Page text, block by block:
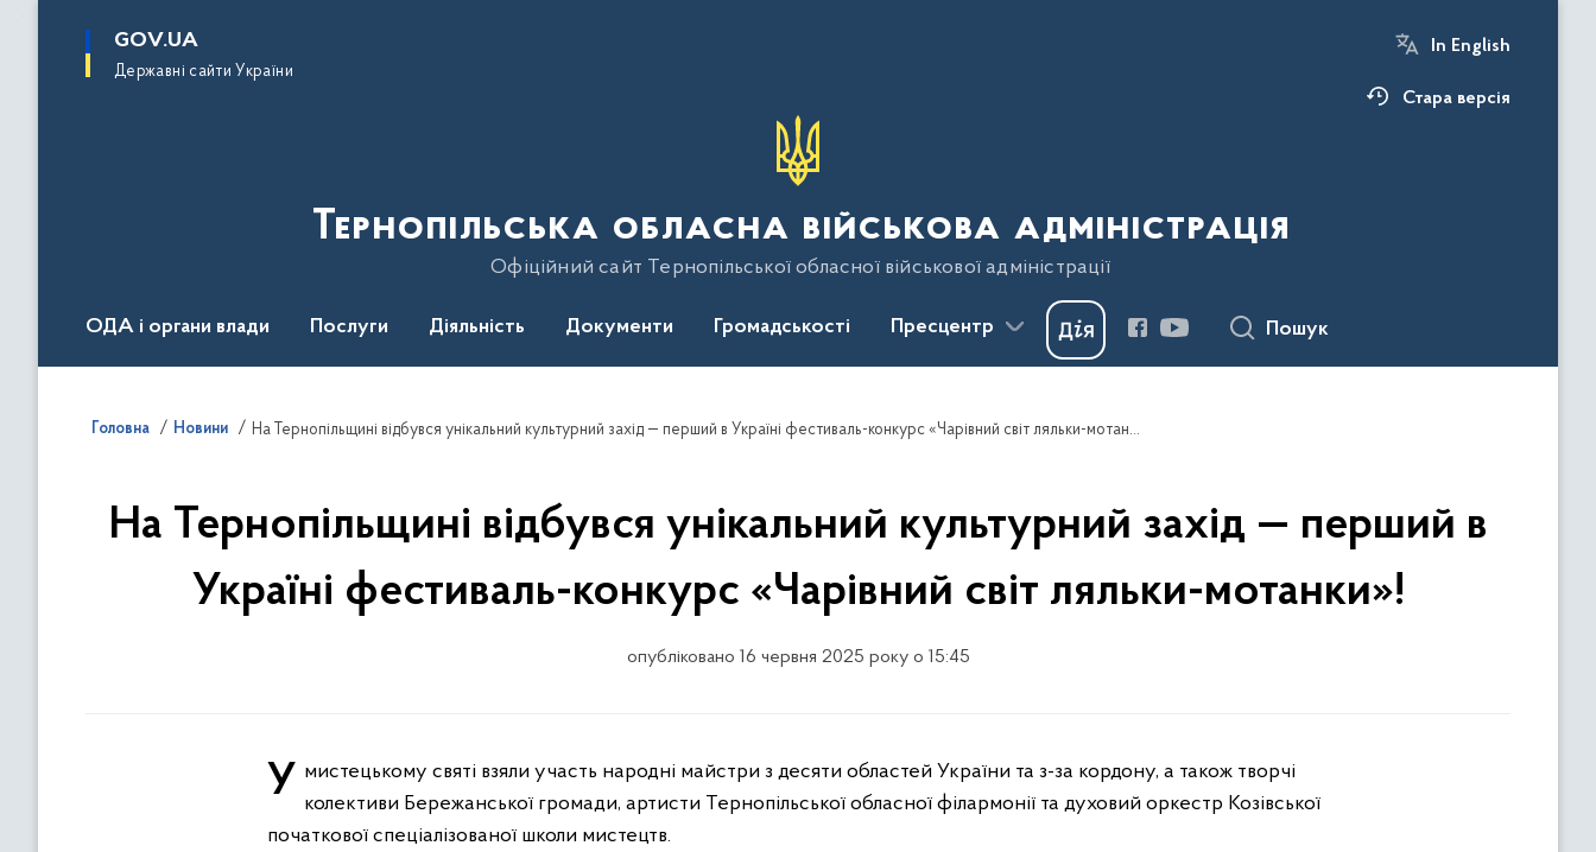
основного
GOV.UA
Державні сайти України
In English
Стара версія
Тернопільська обласна військова адміністрація
Офіційний сайт Тернопільської обласної військової адміністрації
ОДА і органи влади Послуги Діяльність Документи Громадськості Пресцентр Пошук
Головна Новини На Тернопільщині відбувся унікальний культурний захід — перший в Україні фестиваль-конкурс «Чарівний світ ляльки-мотанки»!
На Тернопільщині відбувся унікальний культурний захід — перший в
Україні фестиваль-конкурс «Чарівний світ ляльки-мотанки»!
опубліковано 16 червня 2025 року о 15:45
У мистецькому святі взяли участь народні майстри з десяти областей України та з-за кордону, а також творчі колективи Бережанської громади, артисти Тернопільської обласної філармонії та духовий оркестр Козівської
початкової спеціалізованої школи мистецтв.